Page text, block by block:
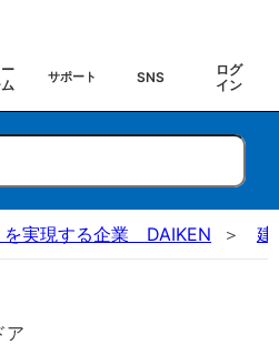
サポート SNS
ログ
イン
を実現する企業 DAIKEN 建
ア